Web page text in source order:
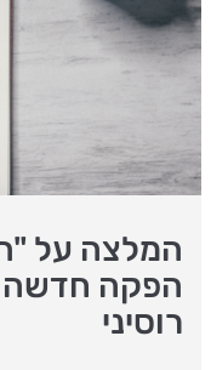
המלצה על
הפקה חדשה
רוסיני